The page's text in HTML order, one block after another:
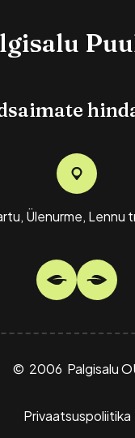
Ülenurme, Lennu
© 2006 Palgisalu
Privaatsuspoliitika